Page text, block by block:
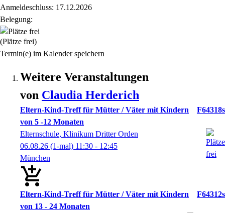
Anmeldeschluss: 17.12.2026
Belegung:
(Plätze frei)
Termin(e) im Kalender speichern
Weitere Veranstaltungen
von Claudia Herderich
Eltern-Kind-Treff für Mütter / Väter mit Kindern
von 5 -12 Monaten
F64318s
Elternschule, Klinikum Dritter Orden
06.08.26 (1-mal) 11:30 - 12:45
München
Eltern-Kind-Treff für Mütter / Väter mit Kindern
von 13 - 24 Monaten
F64312s